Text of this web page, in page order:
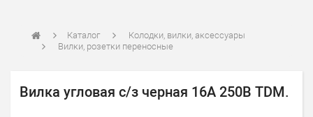
Каталог
Колодки, вилки, аксессуары
Вилки, розетки переносные
Вилка угловая с/з черная 16А 250В TDM.